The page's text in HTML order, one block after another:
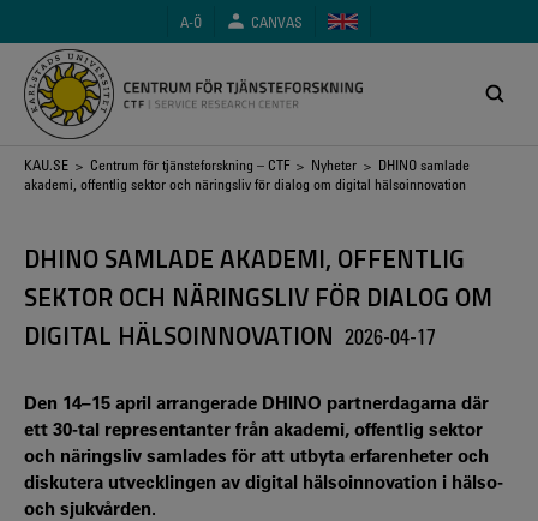
huvudinnehåll
A-Ö CANVAS
Länkstig
KAU.SE > Centrum för tjänsteforskning – CTF > Nyheter > DHINO samlade
akademi, offentlig sektor och näringsliv för dialog om digital hälsoinnovation
DHINO SAMLADE AKADEMI, OFFENTLIG
SEKTOR OCH NÄRINGSLIV FÖR DIALOG OM
DIGITAL HÄLSOINNOVATION 2026-04-17
Den 14–15 april arrangerade DHINO partnerdagarna där
ett 30-tal representanter från akademi, offentlig sektor
och näringsliv samlades för att utbyta erfarenheter och
diskutera utvecklingen av digital hälsoinnovation i hälso-
och sjukvården.